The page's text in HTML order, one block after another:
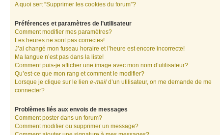
A quoi sert “Supprimer les cookies du forum”?
Préférences et paramètres de l’utilisateur
Comment modifier mes paramètres?
Les heures ne sont pas correctes!
J’ai changé mon fuseau horaire et l’heure est encore incorrecte!
Ma langue n’est pas dans la liste!
Comment puis-je afficher une image avec mon nom d’utilisateur?
Qu’est-ce que mon rang et comment le modifier?
Lorsque je clique sur le lien e-mail d’un utilisateur, on me demande de me
connecter?
Problèmes liés aux envois de messages
Comment poster dans un forum?
Comment modifier ou supprimer un message?